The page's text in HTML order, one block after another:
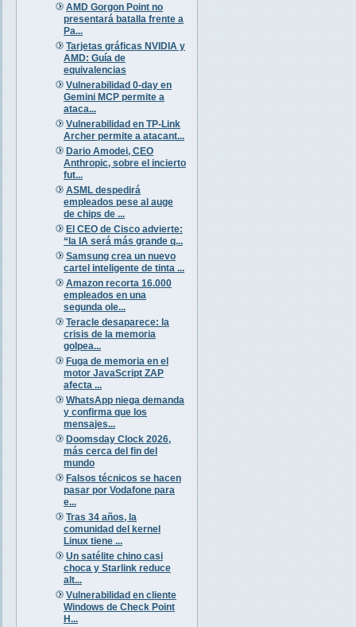
AMD Gorgon Point no
presentará batalla frente a
Pa...
Tarjetas gráficas NVIDIA y
AMD: Guía de
equivalencias
Vulnerabilidad 0-day en
Gemini MCP permite a
ataca...
Vulnerabilidad en TP-Link
Archer permite a atacant...
Dario Amodei, CEO
Anthropic, sobre el incierto
fut...
ASML despedirá
empleados pese al auge
de chips de ...
El CEO de Cisco advierte:
“la IA será más grande q...
Samsung crea un nuevo
cartel inteligente de tinta ...
Amazon recorta 16.000
empleados en una
segunda ole...
Teracle desaparece: la
crisis de la memoria
golpea...
Fuga de memoria en el
motor JavaScript ZAP
afecta ...
WhatsApp niega demanda
y confirma que los
mensajes...
Doomsday Clock 2026,
más cerca del fin del
mundo
Falsos técnicos se hacen
pasar por Vodafone para
e...
Tras 34 años, la
comunidad del kernel
Linux tiene ...
Un satélite chino casi
choca y Starlink reduce
alt...
Vulnerabilidad en cliente
Windows de Check Point
H...